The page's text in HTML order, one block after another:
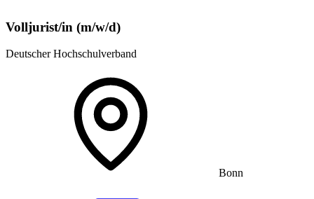
Volljurist/in (m/w/d)
Deutscher Hochschulverband
Bonn